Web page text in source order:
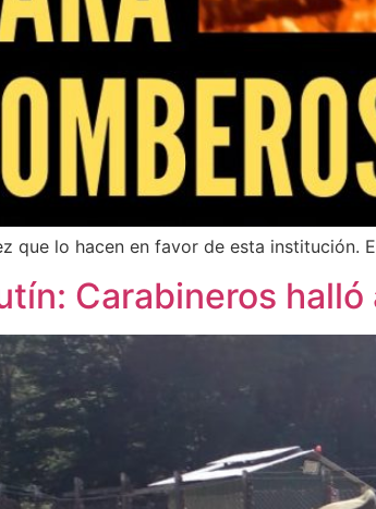
que lo hacen en favor de esta institución.
Carabineros